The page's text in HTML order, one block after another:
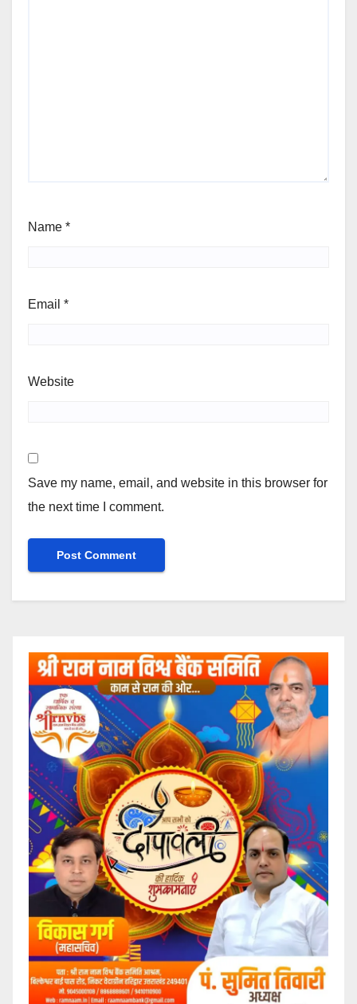
Name *
Email *
Website
Save my name, email, and website in this browser for
the next time I comment.